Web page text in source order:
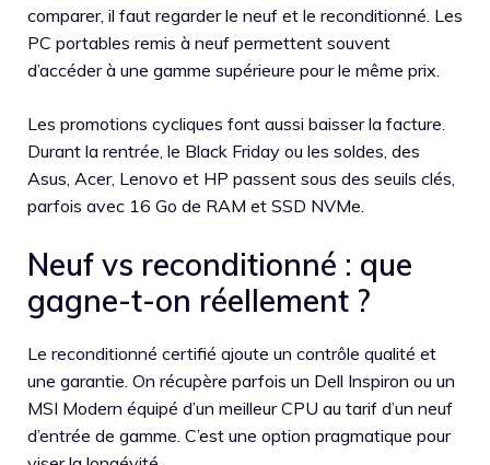
comparer, il faut regarder le neuf et le reconditionné. Les
PC portables remis à neuf permettent souvent
d’accéder à une gamme supérieure pour le même prix.
Les promotions cycliques font aussi baisser la facture.
Durant la rentrée, le Black Friday ou les soldes, des
Asus, Acer, Lenovo et HP passent sous des seuils clés,
parfois avec 16 Go de RAM et SSD NVMe.
Neuf vs reconditionné : que
gagne-t-on réellement ?
Le reconditionné certifié ajoute un contrôle qualité et
une garantie. On récupère parfois un Dell Inspiron ou un
MSI Modern équipé d’un meilleur CPU au tarif d’un neuf
d’entrée de gamme. C’est une option pragmatique pour